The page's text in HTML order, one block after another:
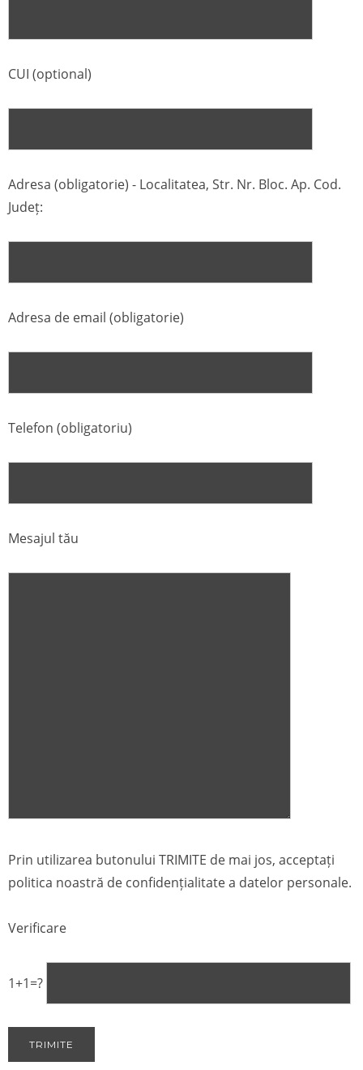
CUI (optional)
Adresa (obligatorie) - Localitatea, Str. Nr. Bloc. Ap. Cod.
Județ:
Adresa de email (obligatorie)
Telefon (obligatoriu)
Mesajul tău
Prin utilizarea butonului TRIMITE de mai jos, acceptați
politica noastră de confidențialitate a datelor personale.
Verificare
1+1=?